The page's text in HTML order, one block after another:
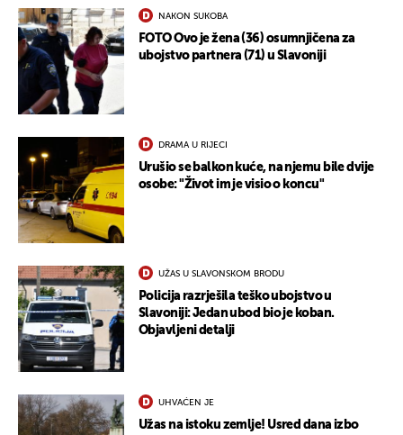
NAKON SUKOBA
FOTO Ovo je žena (36) osumnjičena za
ubojstvo partnera (71) u Slavoniji
DRAMA U RIJECI
Urušio se balkon kuće, na njemu bile dvije
osobe: "Život im je visio o koncu"
UŽAS U SLAVONSKOM BRODU
Policija razrješila teško ubojstvo u
Slavoniji: Jedan ubod bio je koban.
Objavljeni detalji
UHVAĆEN JE
Užas na istoku zemlje! Usred dana izbo
UKLJUČITE NOTIFIKACIJE